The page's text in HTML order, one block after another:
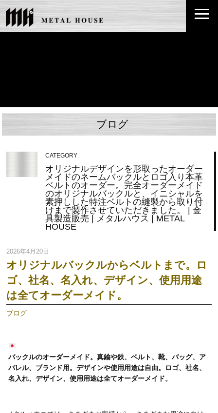
ブログ
CATEGORY
オリジナルデザインを形取ったオーダー
メイドのネームバックルとロゴ入り本革
ベルトのオーダー。完全オーダーメイド
のオリジナルバックルと、イニシャルを
素押しした特注ベルトの縫製から取り付
けまで製作させていただきました。 | 金
具製造販売 | メタルハウス | METAL
HOUSE
2026年4月20日
オリジナルバックルからベルトまで。ロ
ゴ、社名、名入れ、デザイン、使用用途
は全てオーダーメイド。
ブログ
バックルのオーダーメイド。真鍮や鉄、ベルト、靴、バッグ、ア
パレル、ブランド用。デザインや使用用途は自由。ロゴ、社名、
名入れ、デザイン、使用用途は全てオーダーメイド。